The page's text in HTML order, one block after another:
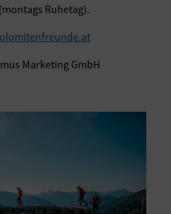
Ruhetag).
Marketing GmbH